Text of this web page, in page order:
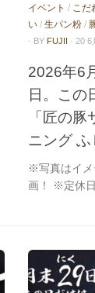
イベント / こだ
い / 生パン粉 /
· BY FUJII · 20 6
2026年6
日。この
「匠の
ニング ふ
※写真はイメ
画！ ※定休日